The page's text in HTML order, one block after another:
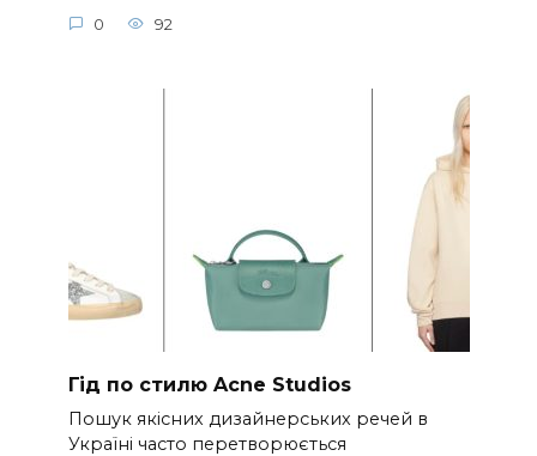
0 92
Гід по стилю Acne Studios
Пошук якісних дизайнерських речей в
Україні часто перетворюється